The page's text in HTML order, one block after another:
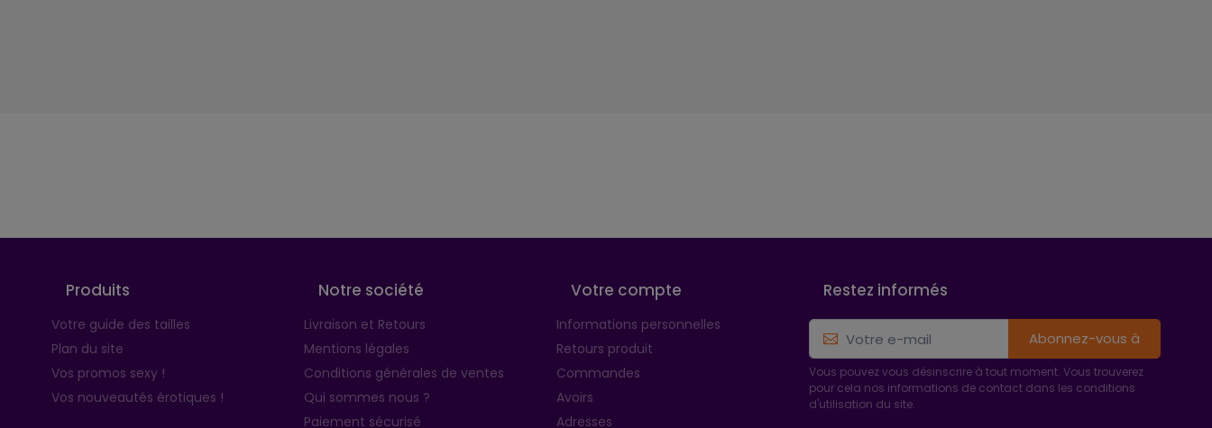
Produits
Votre guide des tailles
Plan du site
Vos promos sexy !
Vos nouveautés érotiques !
Notre société
Livraison et Retours
Mentions légales
Conditions générales de ventes
Qui sommes nous ?
Paiement sécurisé
Votre compte
Informations personnelles
Retours produit
Commandes
Avoirs
Adresses
Restez informés
Abonnez-vous à
Vous pouvez vous désinscrire à tout moment. Vous trouverez
pour cela nos informations de contact dans les conditions
d'utilisation du site.